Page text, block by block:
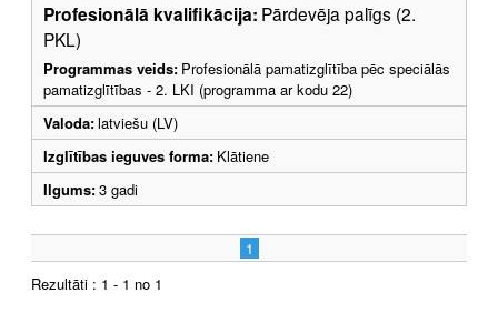
Profesionālā kvalifikācija: Pārdevēja palīgs (2.
PKL)
Programmas veids: Profesionālā pamatizglītība pēc speciālās
pamatizglītības - 2. LKI (programma ar kodu 22)
Valoda:latviešu (LV)
Izglītības ieguves forma: Klātiene
Ilgums:3 gadi
1
Rezultāti : 1 - 1 no 1